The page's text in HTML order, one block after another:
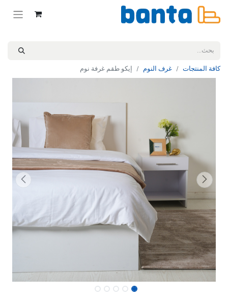
كافة المنتجات غرف النوم إيكو طقم غرفة نوم